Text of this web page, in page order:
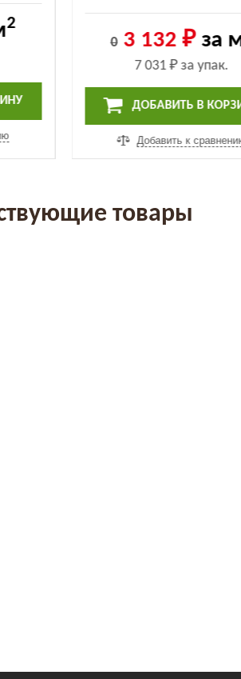
2
0 3 132 ₽за
7 031 ₽за упак.
ДОБАВИТЬ В
Добавить к
товары